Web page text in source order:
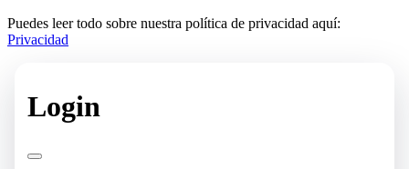
Puedes leer todo sobre nuestra política de privacidad aquí:
Privacidad
Login